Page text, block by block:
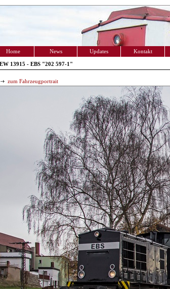
Home News Updates Kontakt
13915 - EBS "202 597-1"
zum Fahrzeugportrait